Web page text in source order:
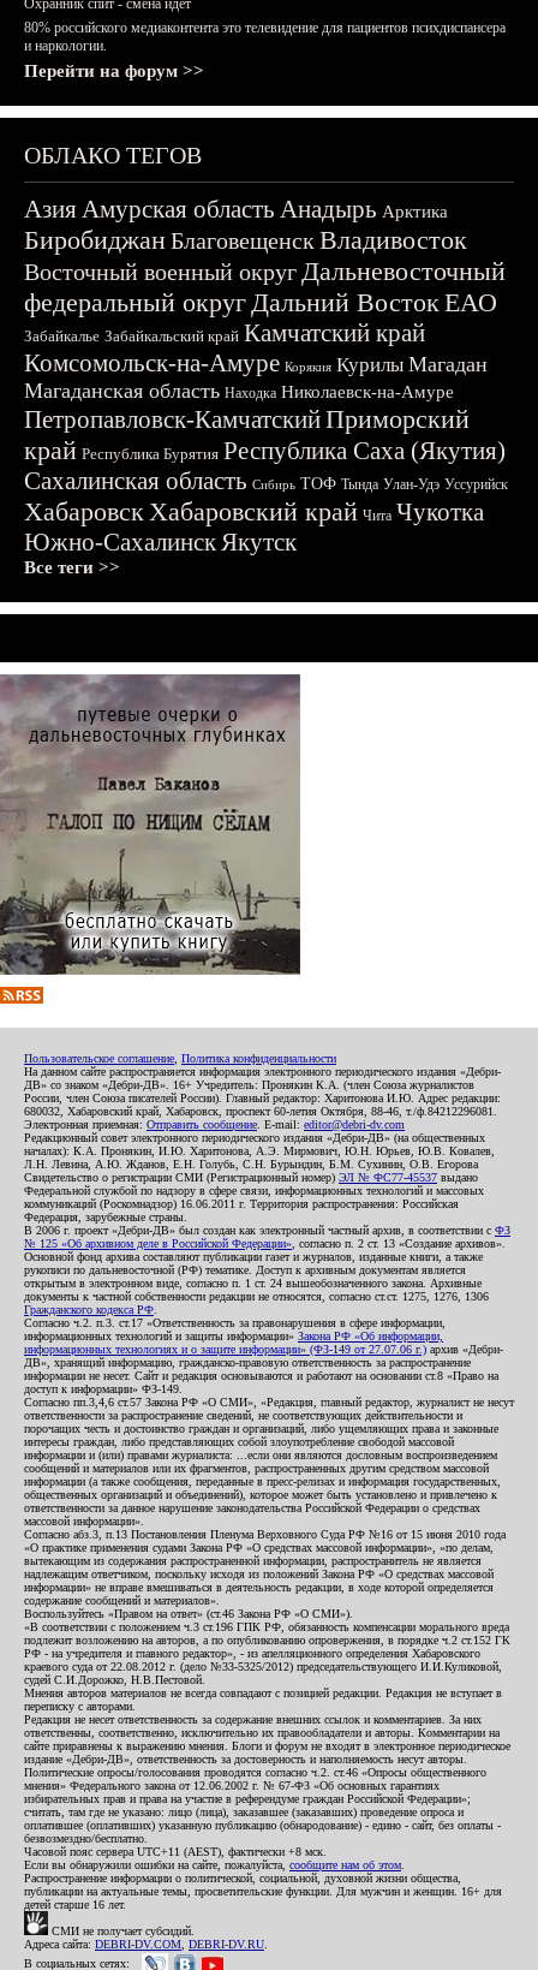
Охранник спит - смена идёт
80% российского медиаконтента это телевидение для пациентов психдиспансера
и наркологии.
Перейти на форум >>
ОБЛАКО ТЕГОВ
АзияАмурская область Анадырь Арктика
БиробиджанБлаговещенскВладивосток
Восточный военный округДальневосточный
федеральный округДальний ВостокЕАО
Забайкалье Забайкальский край Камчатский край
Комсомольск-на-Амуре Корякия Курилы Магадан
Магаданская область Находка Николаевск-на-Амуре
Петропавловск-КамчатскийПриморский
край Республика Бурятия Республика Саха (Якутия)
Сахалинская область Сибирь ТОФ Тында Улан-Удэ Уссурийск
ХабаровскХабаровский край Чита Чукотка
Южно-СахалинскЯкутск
Все теги >>
Пользовательское соглашение Политика конфиденциальности
На данном сайте распространяется информация электронного периодического издания «Дебри-
ДВ» со знаком «Дебри-ДВ». 16+ Учредитель: Пронякин К.А. (член Союза журналистов
России, член Союза писателей России). Главный редактор: Харитонова И.Ю. Адрес редакции:
680032, Хабаровский край, Хабаровск, проспект 60-летия Октября, 88-46, т./ф.84212296081.
Электронная приемная: Отправить сообщение . E-mail: editor@debri-dv.com
Редакционный совет электронного периодического издания «Дебри-ДВ» (на общественных
началах): К.А. Пронякин, И.Ю. Харитонова, А.Э. Мирмович, Ю.Н. Юрьев, Ю.В. Ковалев,
Л.Н. Левина, А.Ю. Жданов, Е.Н. Голубь, С.Н. Бурындин, Б.М. Сухинин, О.В. Егорова
Свидетельство о регистрации СМИ (Регистрационный номер) ЭЛ № ФС77-45537 выдано
Федеральной службой по надзору в сфере связи, информационных технологий и массовых
коммуникаций (Роскомнадзор) 16.06.2011 г. Территория распространения: Российская
Федерация, зарубежные страны.
В 2006 г. проект «Дебри-ДВ» был создан как электронный частный архив, в соответствии с ФЗ
№ 125 «Об архивном деле в Российской Федерации» , согласно п. 2 ст. 13 «Создание архивов».
Основной фонд архива составляют публикации газет и журналов, изданные книги, а также
рукописи по дальневосточной (РФ) тематике. Доступ к архивным документам является
открытым в электронном виде, согласно п. 1 ст. 24 вышеобозначенного закона. Архивные
документы к частной собственности редакции не относятся, согласно ст.ст. 1275, 1276, 1306
Гражданского кодекса РФ
Согласно ч.2. п.3. ст.17 «Ответственность за правонарушения в сфере информации,
информационных технологий и защиты информации» Закона РФ «Об информации,
информационных технологиях и о защите информации» (ФЗ-149 от 27.07.06 г.) архив «Дебри-
ДВ», хранящий информацию, гражданско-правовую ответственность за распространение
информации не несет. Сайт и редакция основываются и работают на основании ст.8 «Право на
доступ к информации» ФЗ-149.
Согласно пп.3,4,6 ст.57 Закона РФ «О СМИ», «Редакция, главный редактор, журналист не несут
ответственности за распространение сведений, не соответствующих действительности и
порочащих честь и достоинство граждан и организаций, либо ущемляющих права и законные
интересы граждан, либо представляющих собой злоупотребление свободой массовой
информации и (или) правами журналиста: ...если они являются дословным воспроизведением
сообщений и материалов или их фрагментов, распространенных другим средством массовой
информации (а также сообщения, переданные в пресс-релизах и информация государственных,
общественных организаций и объединений), которое может быть установлено и привлечено к
ответственности за данное нарушение законодательства Российской Федерации о средствах
массовой информации».
Согласно абз.3, п.13 Постановления Пленума Верховного Суда РФ №16 от 15 июня 2010 года
«О практике применения судами Закона РФ «О средствах массовой информации», «по делам,
вытекающим из содержания распространенной информации, распространитель не является
надлежащим ответчиком, поскольку исходя из положений Закона РФ «О средствах массовой
информации» не вправе вмешиваться в деятельность редакции, в ходе которой определяется
содержание сообщений и материалов».
Воспользуйтесь «Правом на ответ» (ст.46 Закона РФ «О СМИ»).
«В соответствии с положением ч.3 ст.196 ГПК РФ, обязанность компенсации морального вреда
подлежит возложению на авторов, а по опубликованию опровержения, в порядке ч.2 ст.152 ГК
РФ - на учредителя и главного редактор», - из апелляционного определения Хабаровского
краевого суда от 22.08.2012 г. (дело №33-5325/2012) председательствующего И.И.Куликовой,
судей С.И.Дорожко, Н.В.Пестовой.
Мнения авторов материалов не всегда совпадают с позицией редакции. Редакция не вступает в
переписку с авторами.
Редакция не несет ответственность за содержание внешних ссылок и комментариев. За них
ответственны, соответственно, исключительно их правообладатели и авторы. Комментарии на
сайте приравнены к выражению мнения. Блоги и форум не входят в электронное периодическое
издание «Дебри-ДВ», ответственность за достоверность и наполняемость несут авторы.
Политические опросы/голосования проводятся согласно ч.2. ст.46 «Опросы общественного
мнения» Федерального закона от 12.06.2002 г. № 67-ФЗ «Об основных гарантиях
избирательных прав и права на участие в референдуме граждан Российской Федерации»;
считать, там где не указано: лицо (лица), заказавшее (заказавших) проведение опроса и
оплатившее (оплативших) указанную публикацию (обнародование) - едино - сайт, без оплаты -
безвозмездно/бесплатно.
Часовой пояс сервера UTC+11 (AEST), фактически +8 мск.
Если вы обнаружили ошибки на сайте, пожалуйста, сообщите нам об этом
Распространение информации о политической, социальной, духовной жизни общества,
публикации на актуальные темы, просветительские функции. Для мужчин и женщин. 16+ для
детей старше 16 лет.
СМИ не получает субсидий.
Адреса сайта: DEBRI-DV.COM DEBRI-DV.RU
В социальных сетях: